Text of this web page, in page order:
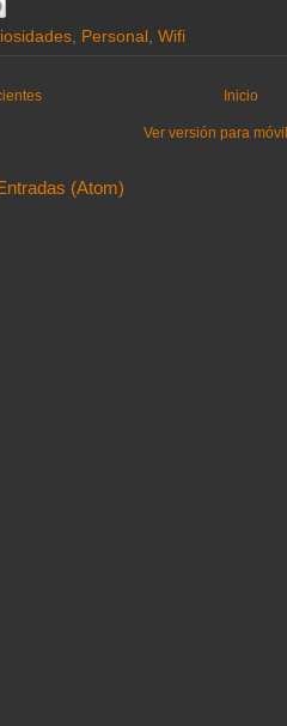
, Personal , Wifi
Inicio
Ver versión para
(Atom)